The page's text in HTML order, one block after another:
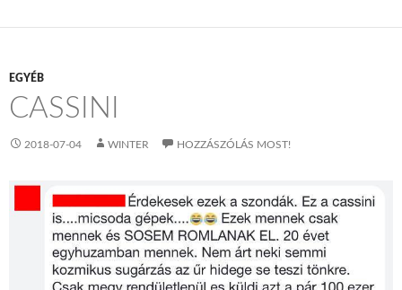
EGYÉB
CASSINI
2018-07-04 WINTER HOZZÁSZÓLÁS MOST!